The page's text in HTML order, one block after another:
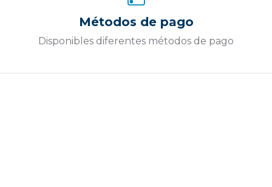
Métodos de pago
Disponibles diferentes métodos de pago